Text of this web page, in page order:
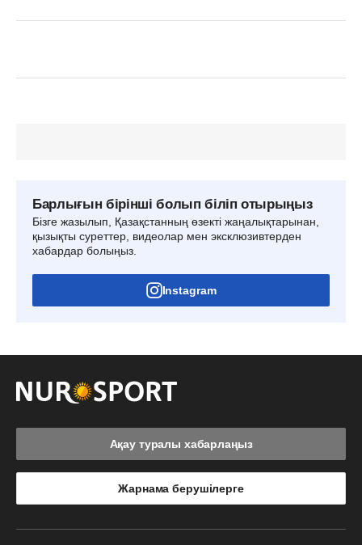
Барлығын бірінші болып біліп отырыңыз
Бізге жазылып, Қазақстанның өзекті жаңалықтарынан,
қызықты суреттер, видеолар мен эксклюзивтерден
хабардар болыңыз.
Instagram
Ақау туралы хабарлаңыз
Жарнама берушілерге